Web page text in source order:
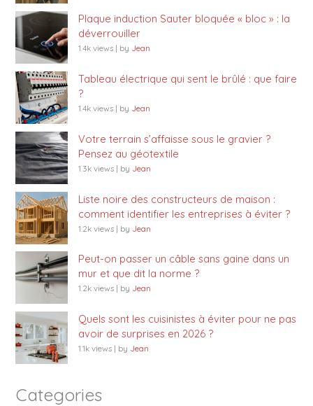
Plaque induction Sauter bloquée « bloc » : la
déverrouiller
1.4k views | by Jean
Tableau électrique qui sent le brûlé : que faire
?
1.4k views | by Jean
Votre terrain s’affaisse sous le gravier ?
Pensez au géotextile
1.3k views | by Jean
Liste noire des constructeurs de maison :
comment identifier les entreprises à éviter ?
1.2k views | by Jean
Peut-on passer un câble sans gaine dans un
mur et que dit la norme ?
1.2k views | by Jean
Quels sont les cuisinistes à éviter pour ne pas
avoir de surprises en 2026 ?
1.1k views | by Jean
Categories